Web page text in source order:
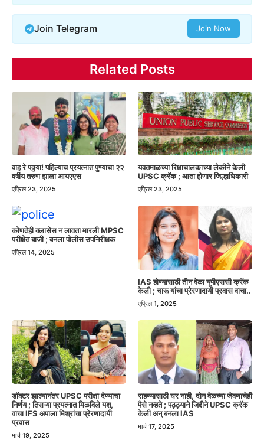
Join Telegram Join Now
Related Posts
वाह रे पठ्ठया! पहिल्याच प्रयत्नात पुण्याचा २२
वर्षीय तरुण झाला आयएएस
एप्रिल 23, 2025
यवतमाळच्या रिक्षाचालकाच्या लेकीने केली
UPSC क्रॅक ; आता होणार जिल्हाधिकारी
एप्रिल 23, 2025
कोणतेही क्लासेस न लावता मारली MPSC
परीक्षेत बाजी ; बनला पोलीस उपनिरीक्षक
एप्रिल 14, 2025
IAS होण्यासाठी तीन वेळा यूपीएससी क्रॅक
केली ; चारू यांचा प्रेरणादायी प्रवास वाचा..
एप्रिल 1, 2025
डॉक्टर झाल्यानंतर UPSC परीक्षा देण्याचा
निर्णय ; तिसऱ्या प्रयत्नात मिळविले यश,
वाचा IFS अपाला मिश्रांचा प्रेरणादायी
प्रवास
मार्च 19, 2025
राहण्यासाठी घर नाही, दोन वेळच्या जेवणाचेही
पैसे नव्हते ; पठ्ठ्याने जिद्दीने UPSC क्रॅक
केली अन् बनला IAS
मार्च 17, 2025